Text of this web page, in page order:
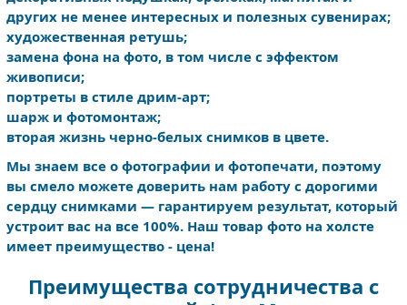
других не менее интересных и полезных сувенирах;
художественная ретушь;
замена фона на фото, в том числе с эффектом
живописи;
портреты в стиле дрим-арт;
шарж и фотомонтаж;
вторая жизнь черно-белых снимков в цвете.
Мы знаем все о фотографии и фотопечати, поэтому
вы смело можете доверить нам работу с дорогими
сердцу снимками — гарантируем результат, который
устроит вас на все 100%. Наш товар фото на холсте
имеет преимущество - цена!
Преимущества сотрудничества с